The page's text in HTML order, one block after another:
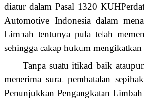
diatur dalam Pasal 1320
Automotive Indonesia dalam
Limbah tentunya pula telah
sehingga cakap hukum
Tanpa suatu itikad baik
menerima surat pembatalan
Penunjukkan Pengangkatan